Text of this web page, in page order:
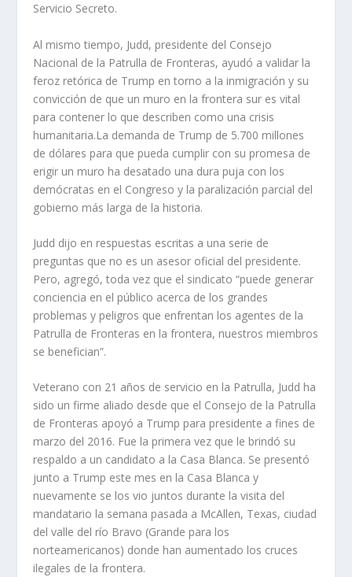
Servicio Secreto.
Al mismo tiempo, Judd, presidente del Consejo
Nacional de la Patrulla de Fronteras, ayudó a validar la
feroz retórica de Trump en torno a la inmigración y su
convicción de que un muro en la frontera sur es vital
para contener lo que describen como una crisis
humanitaria.La demanda de Trump de 5.700 millones
de dólares para que pueda cumplir con su promesa de
erigir un muro ha desatado una dura puja con los
demócratas en el Congreso y la paralización parcial del
gobierno más larga de la historia.
Judd dijo en respuestas escritas a una serie de
preguntas que no es un asesor oficial del presidente.
Pero, agregó, toda vez que el sindicato “puede generar
conciencia en el público acerca de los grandes
problemas y peligros que enfrentan los agentes de la
Patrulla de Fronteras en la frontera, nuestros miembros
se benefician”.
Veterano con 21 años de servicio en la Patrulla, Judd ha
sido un firme aliado desde que el Consejo de la Patrulla
de Fronteras apoyó a Trump para presidente a fines de
marzo del 2016. Fue la primera vez que le brindó su
respaldo a un candidato a la Casa Blanca. Se presentó
junto a Trump este mes en la Casa Blanca y
nuevamente se los vio juntos durante la visita del
mandatario la semana pasada a McAllen, Texas, ciudad
del valle del río Bravo (Grande para los
norteamericanos) donde han aumentado los cruces
ilegales de la frontera.